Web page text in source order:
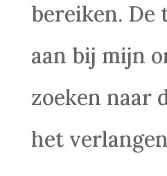
bereiken.
aan bij mijn
zoeken naar
het